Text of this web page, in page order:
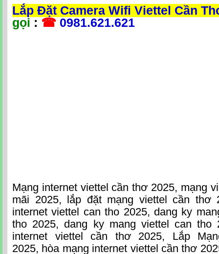
Lắp Đặt Camera Wifi Viettel Cần
gọi : ☎ 0981.621.621
Mạng internet viettel cần thơ 2025, mạng
mãi 2025, lắp đặt mạng viettel cần thơ
internet viettel can tho 2025, dang ky
tho 2025, dang ky mang viettel can tho
internet viettel cần thơ 2025, Lắp
2025, hòa mạng internet viettel cần thơ